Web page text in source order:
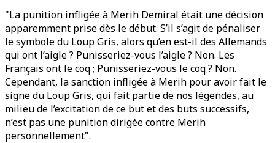
"La punition infligée à Merih Demiral était une décision
apparemment prise dès le début. S’il s’agit de pénaliser
le symbole du Loup Gris, alors qu’en est-il des Allemands
qui ont l’aigle ? Punisseriez-vous l’aigle ? Non. Les
Français ont le coq ; Punisseriez-vous le coq ? Non.
Cependant, la sanction infligée à Merih pour avoir fait le
signe du Loup Gris, qui fait partie de nos légendes, au
milieu de l’excitation de ce but et des buts successifs,
n’est pas une punition dirigée contre Merih
personnellement".